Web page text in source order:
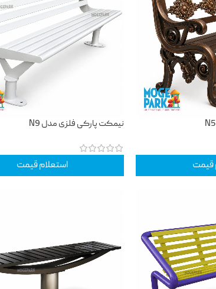
قیمت
نیمکت پارکی فلزی مدل N9
استعلام قیمت